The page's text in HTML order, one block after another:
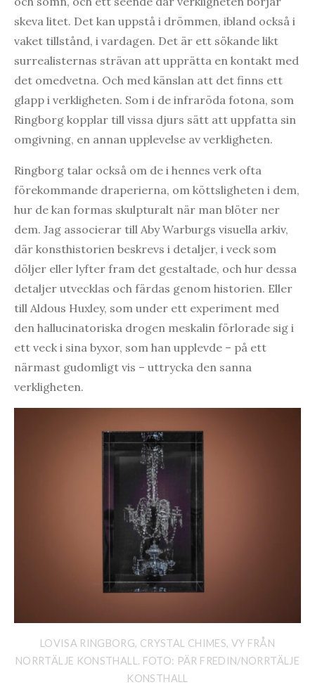
skeva litet. Det kan uppstå i drömmen, ibland också i
vaket tillstånd, i vardagen. Det är ett sökande likt
surrealisternas strävan att upprätta en kontakt med
det omedvetna. Och med känslan att det finns ett
glapp i verkligheten. Som i de infraröda fotona, som
Ringborg kopplar till vissa djurs sätt att uppfatta sin
omgivning, en annan upplevelse av verkligheten.
Ringborg talar också om de i hennes verk ofta
förekommande draperierna, om köttsligheten i dem,
hur de kan formas skulpturalt när man blöter ner
dem. Jag associerar till Aby Warburgs visuella arkiv,
där konsthistorien beskrevs i detaljer, i veck som
döljer eller lyfter fram det gestaltade, och hur dessa
detaljer utvecklas och färdas genom historien. Eller
till Aldous Huxley, som under ett experiment med
den hallucinatoriska drogen meskalin förlorade sig i
ett veck i sina byxor, som han upplevde – på ett
närmast gudomligt vis – uttrycka den sanna
verkligheten.
LOVISA RINGBORG, CRYSTAL CHIMES, VY FRÅN
NORRTÄLJE KONSTHALL. FOTO: PÄR FREDIN/NORRTÄLJE
KONSTHALL